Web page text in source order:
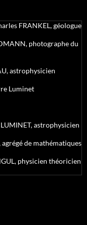
FRANKEL, géologue
photographe du
astrophysicien
Luminet
astrophysicien
de mathématiques
physicien théoricien